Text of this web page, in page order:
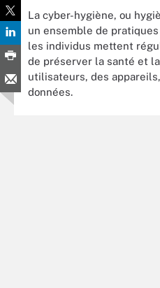
La cyber-hygiène, ou
un ensemble de
les individus mettent
de préserver la santé et
utilisateurs, des
données.